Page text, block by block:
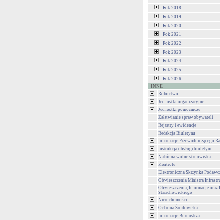
Rok 2018
Rok 2019
Rok 2020
Rok 2021
Rok 2022
Rok 2023
Rok 2024
Rok 2025
Rok 2026
INNE
Rolnictwo
Jednostki organizacyjne
Jednostki pomocnicze
Załatwianie spraw obywateli
Rejestry i ewidencje
Redakcja Biuletynu
Informacje Przewodniczącego
Instrukcja obsługi biuletynu
Nabór na wolne stanowiska
Kontrole
Elektroniczna Skrzynka
Obwieszczenia Ministra
Obwieszczenia, Informacje oraz
Starachowickiego
Nieruchomości
Ochrona Środowiska
Informacje Burmistrza